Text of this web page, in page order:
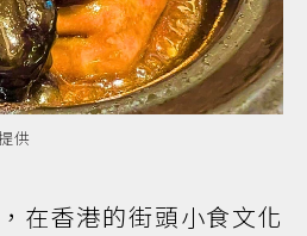
供
在香港的街頭小食文化